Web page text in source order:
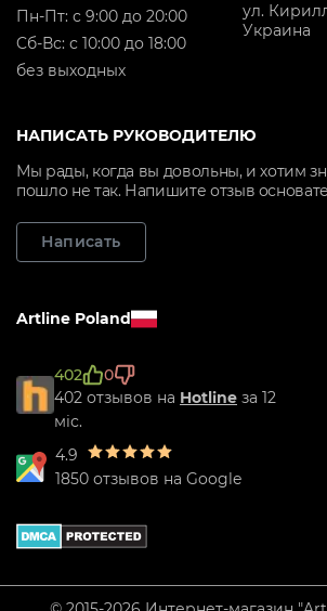
ул.
Украина
Пн-Пт: с 9:00 до 20:00
Cб-Вс: с 10:00 до 18:00
без выходных
НАПИСАТЬ РУКОВОДИТЕЛЮ
Мы рады, когда вы довольны, и хотим
пошло не так. Напишите отзыв
Написать
Artline Poland
402
0
402 отзывов на Hotline за 12
міс.
4.9
1850 отзывов на Google